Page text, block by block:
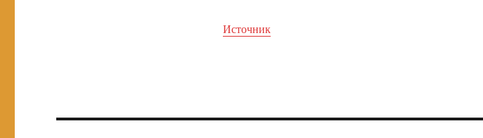
Источник